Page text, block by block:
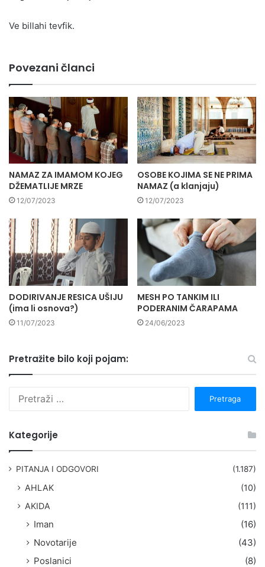
Ve billahi tevfik.
Povezani članci
NAMAZ ZA IMAMOM KOJEG
DŽEMATLIJE MRZE
12/07/2023
OSOBE KOJIMA SE NE PRIMA
NAMAZ (a klanjaju)
12/07/2023
DODIRIVANJE RESICA UŠIJU
(ima li osnova?)
11/07/2023
MESH PO TANKIM ILI
PODERANIM ČARAPAMA
24/06/2023
Pretražite bilo koji pojam:
a
Kategorije
PITANJA I ODGOVORI (1.187)
AHLAK
(10)
AKIDA
(111)
Iman
(16)
Novotarije
(43)
Poslanici
(8)